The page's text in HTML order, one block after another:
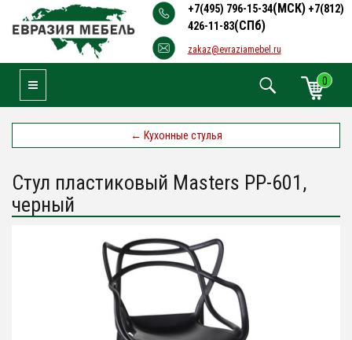
+7(495) 796-15-34(МСК) +7(812)
426-11-83(СПб)
zakaz@evraziamebel.ru
0
Toggle Navigation
← Кухонные стулья
Стул пластиковый Masters PP-601,
черный